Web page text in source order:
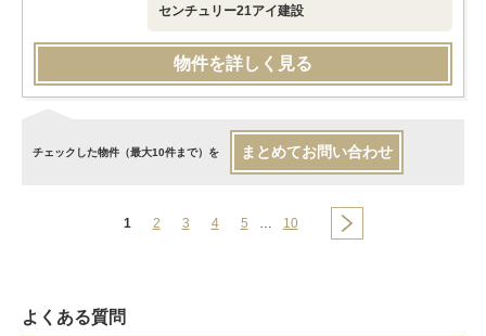
センチュリー21アイ建設
物件を詳しく見る
チェックした物件（最大10件まで）を まとめてお問い合わせ
1 2 3 4 5 … 10
よくある質問